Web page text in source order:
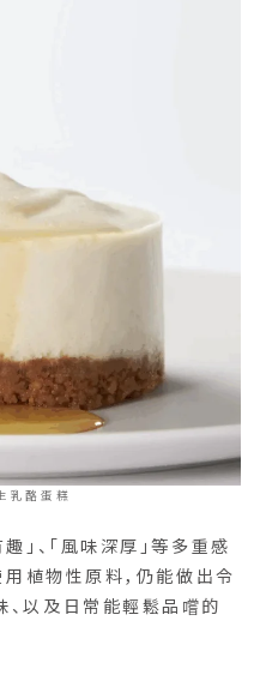
乳酪蛋糕
」、「風味深厚」等多重感
植物性原料，仍能做出令
、以及日常能輕鬆品嚐的